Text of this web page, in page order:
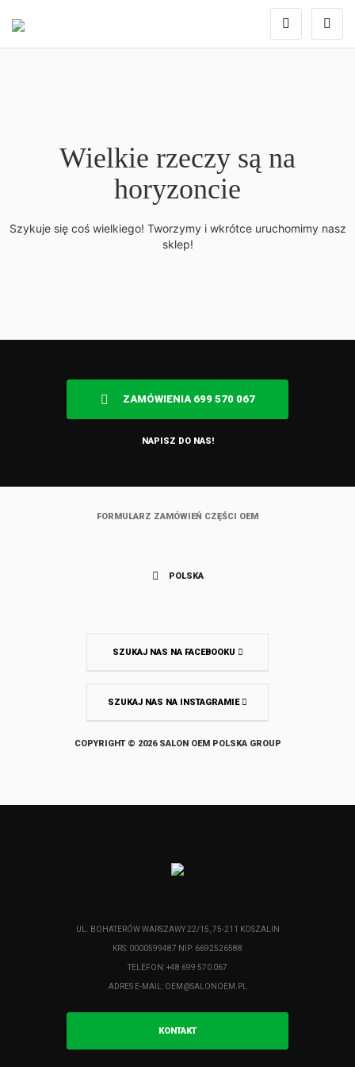
Wielkie rzeczy są na
horyzoncie
Szykuje się coś wielkiego! Tworzymy i wkrótce uruchomimy nasz
sklep!
ZAMÓWIENIA 699 570 067
NAPISZ DO NAS!
FORMULARZ ZAMÓWIEŃ CZĘŚCI OEM
POLSKA
SZUKAJ NAS NA FACEBOOKU
SZUKAJ NAS NA INSTAGRAMIE
COPYRIGHT © 2026 SALON OEM POLSKA GROUP
UL. BOHATERÓW WARSZAWY 22/15, 75-211 KOSZALIN
KRS: 0000599487 NIP: 6692526588
TELEFON: +48 699 570 067
ADRES E-MAIL: OEM@SALONOEM.PL
KONTAKT